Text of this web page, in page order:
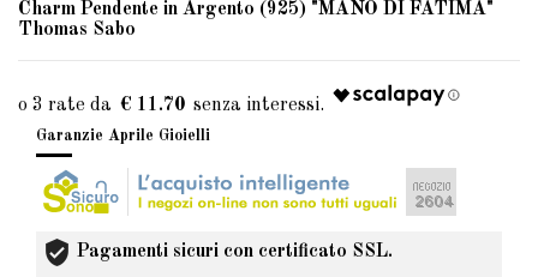
Charm Pendente in Argento (925) "MANO DI FATIMA"
Thomas Sabo
€ 11.70
Garanzie Aprile Gioielli
Pagamenti sicuri con certificato SSL.